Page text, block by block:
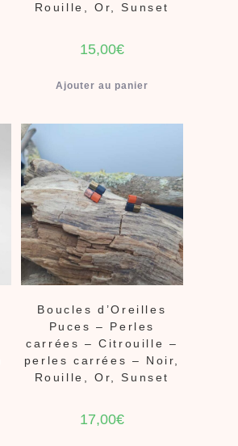
Rouille, Or, Sunset
15,00€
Ajouter au panier
Boucles d’Oreilles
Puces – Perles
carrées – Citrouille –
perles carrées – Noir,
Rouille, Or, Sunset
17,00€